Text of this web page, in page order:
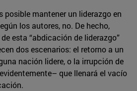
posible mantener un liderazgo en
los autores, no. De hecho,
esta “abdicación de liderazgo”
dos escenarios: el retorno a un
nación lidere, o la irrupción de
que llenará el vacío